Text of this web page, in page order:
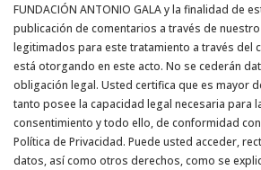
FUNDACIÓN ANTONIO GALA y la finalidad de
publicación de comentarios a través de
legitimados para este tratamiento a través del
está otorgando en este acto. No se cederán
obligación legal. Usted certifica que es mayor
tanto posee la capacidad legal necesaria para
consentimiento y todo ello, de conformidad
Política de Privacidad. Puede usted acceder,
datos, así como otros derechos, como se